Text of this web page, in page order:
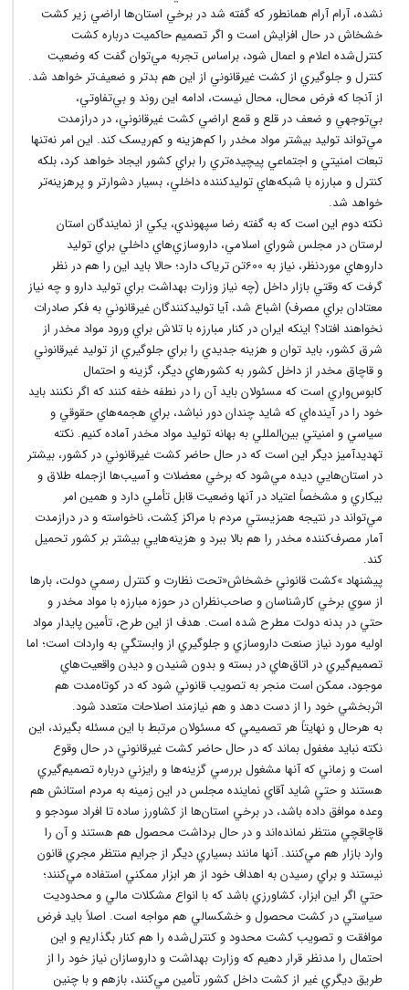
نشده، آرام آرام همانطور که گفته شد در برخي استان‌ها اراضي زير کشت
خشخاش در حال افزايش است و اگر تصميم حاکميت درباره کشت
کنترل‌شده اعلام و اعمال شود، براساس تجربه مي‌توان گفت که وضعيت
کنترل و جلوگيري از کشت غيرقانوني از اين هم بدتر و ضعيف‌تر خواهد شد.
از آنجا که فرض محال، محال نيست، ادامه اين روند و بي‌تفاوتي،
بي‌توجهي و ضعف در قلع و قمع اراضي کشت غيرقانوني، در درازمدت
مي‌تواند توليد بيشتر مواد مخدر را کم‌هزينه و کم‌ريسک کند. اين امر نه‌تنها
تبعات امنيتي و اجتماعي پيچيده‌تري را براي کشور ايجاد خواهد کرد، بلکه
کنترل و مبارزه با شبکه‌هاي توليدکننده داخلي، بسيار دشوارتر و پرهزينه‌تر
خواهد شد.
نکته دوم اين است که به گفته رضا سپهوندي، يکي از نمايندگان استان
لرستان در مجلس شوراي اسلامي، داروسازي‌هاي داخلي براي توليد
داروهاي موردنظر، نياز به 600تن ترياک دارد؛ حالا بايد اين را هم در نظر
گرفت که وقتي بازار داخل (چه نياز وزارت بهداشت براي توليد دارو و چه نياز
معتادان براي مصرف) اشباع شد، آيا توليدکنندگان غيرقانوني به فکر صادرات
نخواهند افتاد؟ اينکه ايران در کنار مبارزه با تلاش براي ورود مواد مخدر از
شرق کشور،‌ بايد توان و هزينه جديدي را براي جلوگيري از توليد غيرقانوني
و قاچاق مخدر از داخل کشور به کشورهاي ديگر، گزينه و احتمال
کابوس‌واري است که مسئولان بايد آن را در نطفه خفه کنند که اگر نکنند بايد
خود را در آينده‌اي که شايد چندان دور نباشد، براي هجمه‌هاي حقوقي و
سياسي و امنيتي بين‌المللي به بهانه توليد مواد مخدر آماده کنيم. نکته
تهديدآميز ديگر اين است که در حال حاضر کشت غيرقانوني در کشور، بيشتر
در استان‌هايي ديده مي‌شود که برخي معضلات و آسيب‌ها ازجمله طلاق و
بيکاري و مشخصاً اعتياد در آنها وضعيت قابل تأملي دارد و همين امر
مي‌تواند در نتيجه همزيستي مردم با مراکز کِشت، ناخواسته و در درازمدت
آمار مصرف‌کننده مخدر را هم بالا ببرد و هزينه‌هايي بيشتر بر کشور تحميل
کند.
پيشنهاد »کشت قانوني خشخاش«تحت نظارت و کنترل رسمي دولت، بارها
از سوي برخي کارشناسان و صاحب‌نظران در حوزه مبارزه با مواد مخدر و
حتي در بدنه دولت مطرح شده است. هدف از اين طرح، تأمين پايدار مواد
اوليه مورد نياز صنعت داروسازي و جلوگيري از وابستگي به واردات است؛ اما
تصميم‌گيري در اتاق‌هاي در بسته و بدون شنيدن و ديدن واقعيت‌هاي
موجود، ممکن است منجر به تصويب قانوني شود که در کوتاه‌مدت هم
اثربخشي خود را از دست دهد و هم نيازمند اصلاحات متعدد شود.
به هرحال و نهايتاً هر تصميمي که مسئولان مرتبط با اين مسئله بگيرند، اين
نکته نبايد مغفول بماند که در حال حاضر کشت غيرقانوني در حال وقوع
است و زماني که آنها مشغول بررسي گزينه‌ها و رايزني درباره تصميم‌گيري
هستند و حتي شايد آقاي نماينده مجلس در اين زمينه به مردم استانش هم
وعده موافق داده باشد، در برخي استان‌ها از کشاورز ساده تا افراد سودجو و
قاچاقچي منتظر نمانده‌اند و در حال برداشت محصول هم هستند و آن را
وارد بازار هم مي‌کنند. آنها مانند بسياري ديگر از جرايم منتظر مجري قانون
نيستند و براي رسيدن به اهداف خود از هر ابزار ممکني استفاده مي‌کنند؛
حتي اگر اين ابزار، کشاورزي باشد که با انواع مشکلات مالي و محدوديت
سياستي در کشت محصول و خشکسالي هم مواجه است. اصلاً بايد فرض
موافقت و تصويب کشت محدود و کنترل‌شده را هم کنار بگذاريم و اين
احتمال را مدنظر قرار دهيم که وزارت بهداشت و داروسازان نياز خود را از
طريق ديگري غير از کشت داخل کشور تأمين مي‌کنند، بازهم و با چنين